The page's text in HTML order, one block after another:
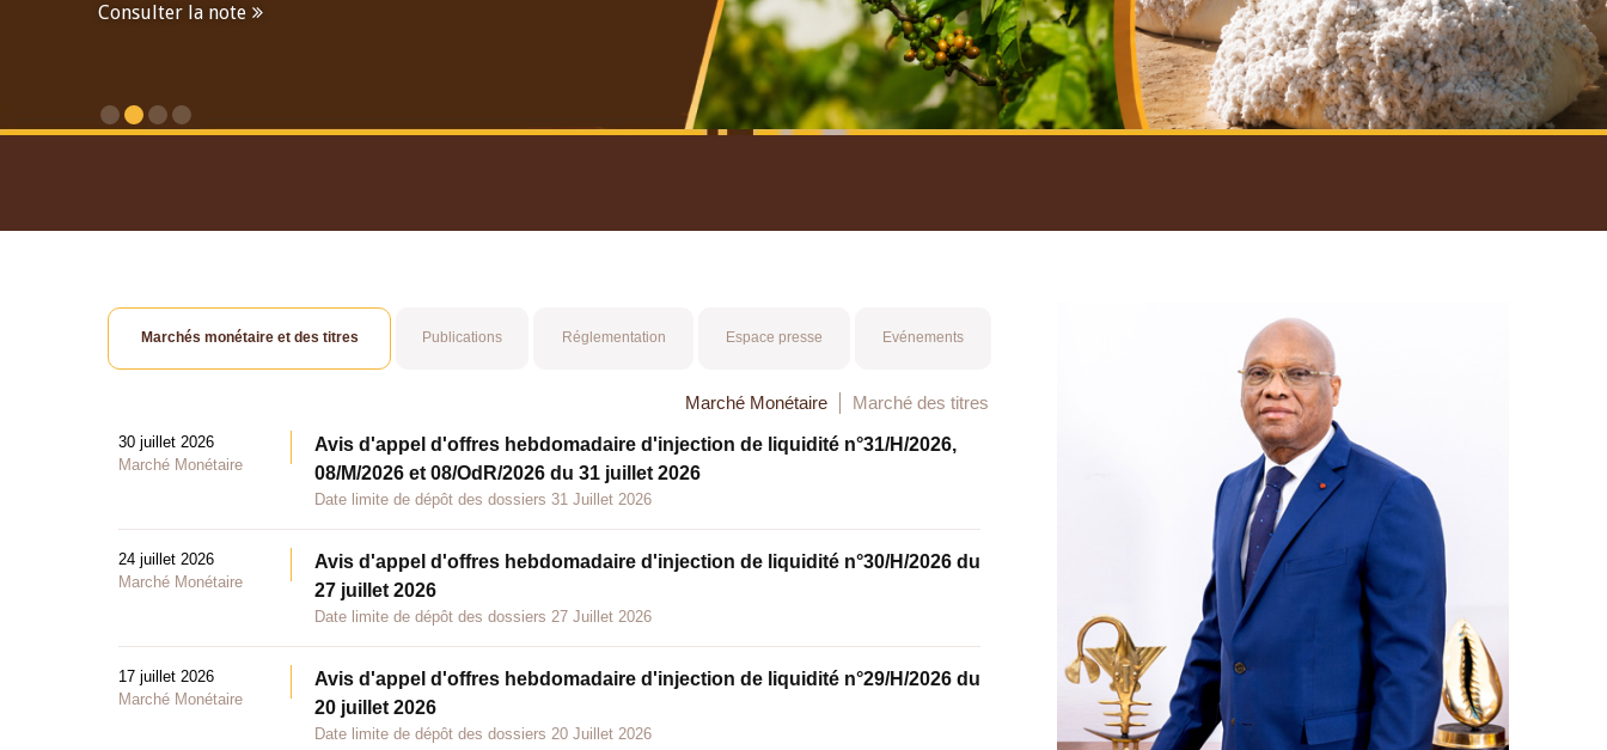
Consulter la note
Marchés monétaire et des titres Publications Réglementation Espace presse Evénements
Marché Monétaire Marché des titres
30 juillet 2026
Marché Monétaire
Avis d'appel d'offres hebdomadaire d'injection de liquidité n°31/H/2026,
08/M/2026 et 08/OdR/2026 du 31 juillet 2026
Date limite de dépôt des dossiers 31 Juillet 2026
24 juillet 2026
Marché Monétaire
Avis d'appel d'offres hebdomadaire d'injection de liquidité n°30/H/2026 du
27 juillet 2026
Date limite de dépôt des dossiers 27 Juillet 2026
17 juillet 2026
Marché Monétaire
Avis d'appel d'offres hebdomadaire d'injection de liquidité n°29/H/2026 du
20 juillet 2026
Date limite de dépôt des dossiers 20 Juillet 2026